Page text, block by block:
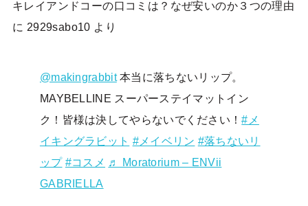
キレイアンドコーの口コミは？なぜ安いのか３つの理由
に 2929sabo10 より
@makingrabbit本当に落ちないリップ。
MAYBELLINE スーパーステイマットイン
ク！皆様は決してやらないでください！#メ
イキングラビット #メイベリン #落ちないリ
ップ #コスメ ♬ Moratorium – ENVii
GABRIELLA